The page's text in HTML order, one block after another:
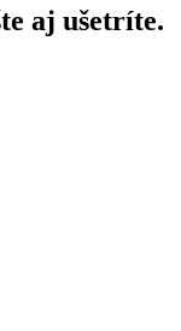
aj ušetríte.